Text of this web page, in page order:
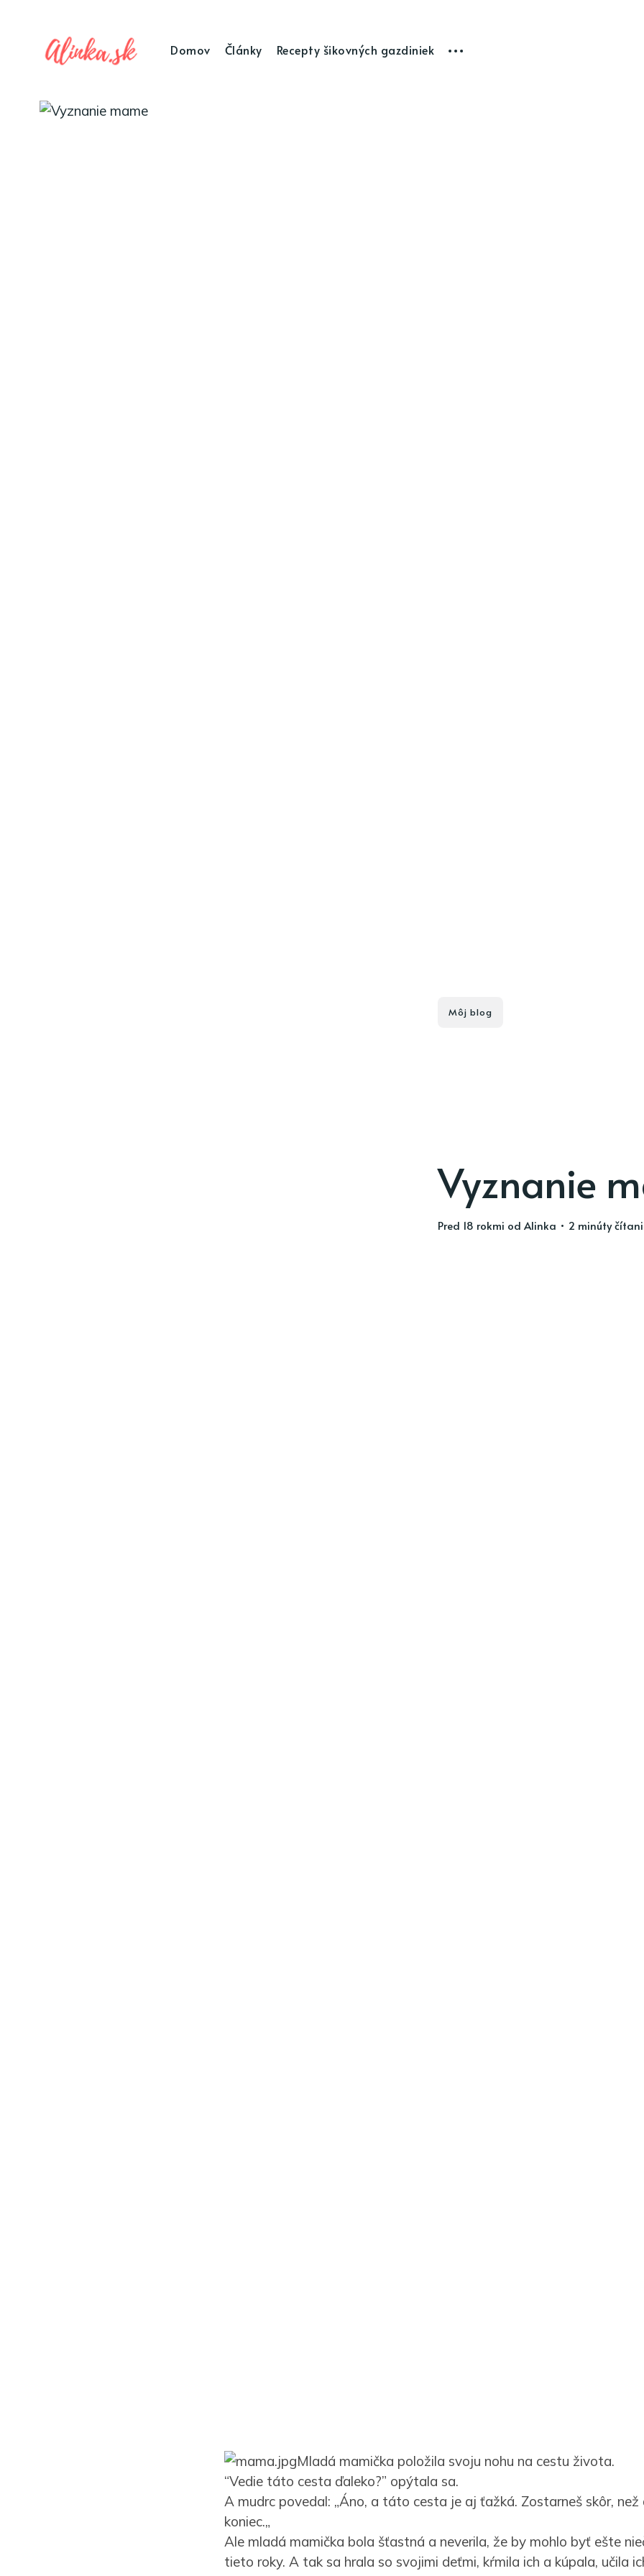
Domov Články Recepty šikovných gazdiniek
Môj blog
Vyznanie
pred 18 rokmi od Alinka • 2 minúty
Mladá mamička položila svoju nohu na cestu života.
“Vedie táto cesta ďaleko?” opýtala sa.
A mudrc povedal: „Áno, a táto cesta je aj ťažká. Zostarneš skôr, než
koniec.„
Ale mladá mamička bola šťastná a neverila, že by mohlo byť ešte
tieto roky. A tak sa hrala so svojimi deťmi, kŕmila ich a kúpala, učila